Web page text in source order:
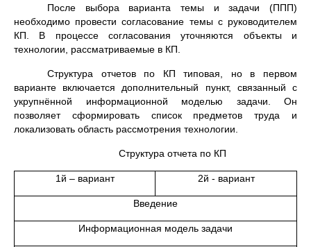
После выбора варианта темы и задачи (ППП)
необходимо провести согласование темы с руководителем
КП. В процессе согласования уточняются объекты и
технологии, рассматриваемые в КП.
Структура отчетов по КП типовая, но в первом
варианте включается дополнительный пункт, связанный с
укрупнённой информационной моделью задачи. Он
позволяет сформировать список предметов труда и
локализовать область рассмотрения технологии.
Структура отчета по КП
1й – вариант 2й - вариант
Введение
Информационная модель задачи